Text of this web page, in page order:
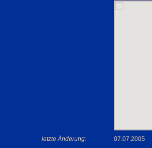
letzte Änderung:
07.07.2005